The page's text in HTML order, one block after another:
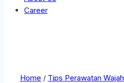
Career
Home / Tips Perawatan Wajah